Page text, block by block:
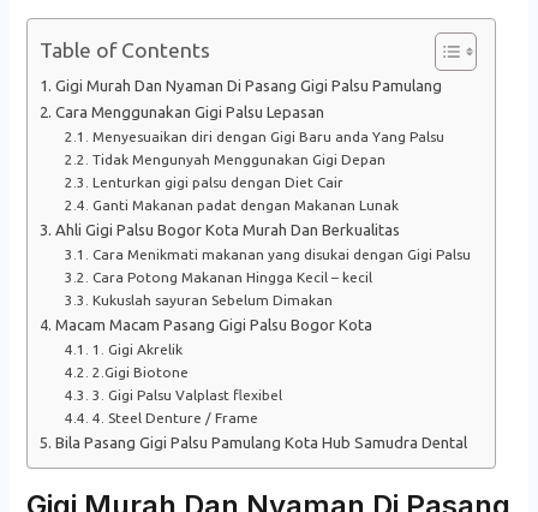
Table of Contents
Gigi Murah Dan Nyaman Di Pasang Gigi Palsu Pamulang
Cara Menggunakan Gigi Palsu Lepasan
Menyesuaikan diri dengan Gigi Baru anda Yang Palsu
Tidak Mengunyah Menggunakan Gigi Depan
Lenturkan gigi palsu dengan Diet Cair
Ganti Makanan padat dengan Makanan Lunak
Ahli Gigi Palsu Bogor Kota Murah Dan Berkualitas
Cara Menikmati makanan yang disukai dengan Gigi Palsu
Cara Potong Makanan Hingga Kecil – kecil
Kukuslah sayuran Sebelum Dimakan
Macam Macam Pasang Gigi Palsu Bogor Kota
1. Gigi Akrelik
2.Gigi Biotone
3. Gigi Palsu Valplast flexibel
4. Steel Denture / Frame
Bila Pasang Gigi Palsu Pamulang Kota Hub Samudra Dental